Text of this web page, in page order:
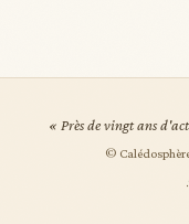
« Près de vingt ans
©